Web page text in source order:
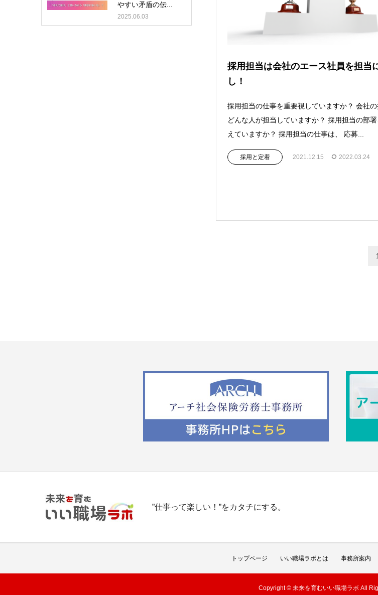
採用担当は会社のエース社員を担当
し！
採用担当の仕事を重要視していますか？ 会社
どんな人が担当していますか？ 採用担当の部
えていますか？ 採用担当の仕事は、 応募...
採用と定着 2021.12.15 2022.03.24
1
やすい矛盾の伝...
2025.06.03
”仕事って楽しい！”をカタチにする。
トップページ いい職場ラボとは 事務所案内
Copyright © 未来を育むいい職場ラボ All